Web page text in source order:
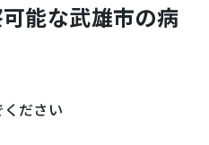
能な武雄市の病
ださい